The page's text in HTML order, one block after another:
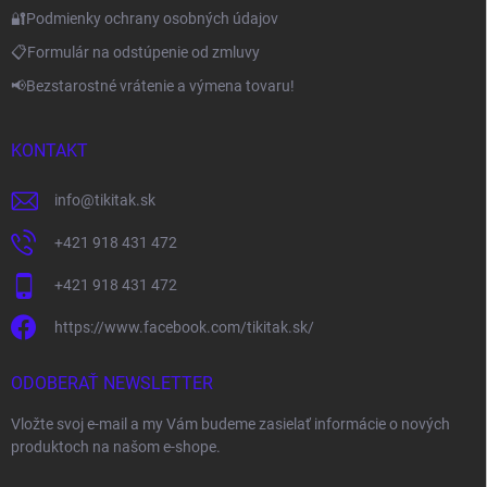
🔐Podmienky ochrany osobných údajov
📋Formulár na odstúpenie od zmluvy
📢Bezstarostné vrátenie a výmena tovaru!
KONTAKT
info@tikitak.sk
+421 918 431 472
+421 918 431 472
https://www.facebook.com/tikitak.sk/
ODOBERAŤ NEWSLETTER
Vložte svoj e-mail a my Vám budeme zasielať informácie o nových
produktoch na našom e-shope.